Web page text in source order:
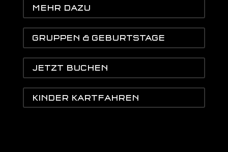
MEHR DAZU
GRUPPEN & GEBURTSTAGE
JETZT BUCHEN
KINDER KARTFAHREN